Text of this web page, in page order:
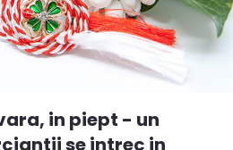
in piept - un
se intrec in